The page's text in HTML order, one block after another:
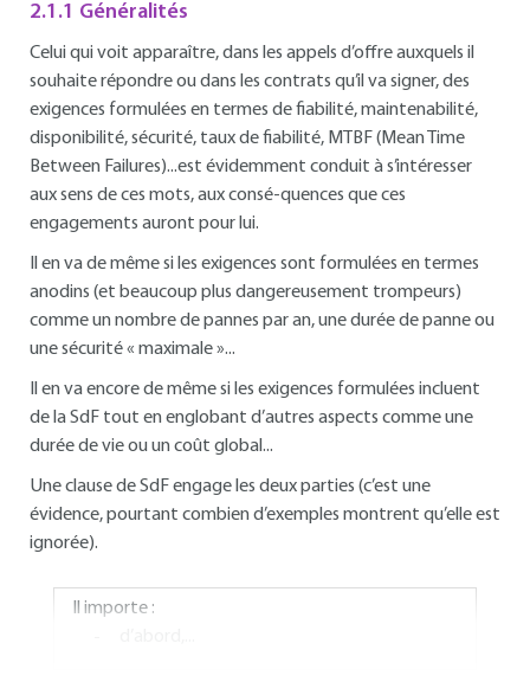
2.1.1 Généralités
Celui qui voit apparaître, dans les appels d’offre auxquels il
souhaite répondre ou dans les contrats qu’il va signer, des
exigences formulées en termes de fiabilité, maintenabilité,
disponibilité, sécurité, taux de fiabilité, MTBF (Mean Time
Between Failures)...est évidemment conduit à s’intéresser
aux sens de ces mots, aux consé-quences que ces
engagements auront pour lui.
Il en va de même si les exigences sont formulées en termes
anodins (et beaucoup plus dangereusement trompeurs)
comme un nombre de pannes par an, une durée de panne ou
une sécurité « maximale »...
Il en va encore de même si les exigences formulées incluent
de la SdF tout en englobant d’autres aspects comme une
durée de vie ou un coût global...
Une clause de SdF engage les deux parties (c’est une
évidence, pourtant combien d’exemples montrent qu’elle est
ignorée).
Il importe :